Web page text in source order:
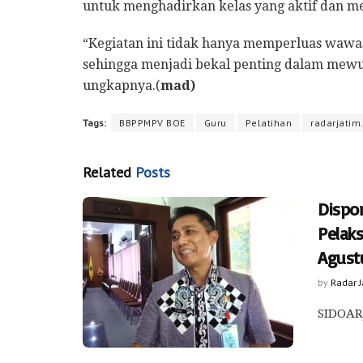
untuk menghadirkan kelas yang aktif dan
“Kegiatan ini tidak hanya memperluas
sehingga menjadi bekal penting dalam
ungkapnya.(mad)
Tags: BBPPMPV BOE Guru Pelatihan
Related Posts
by Radar